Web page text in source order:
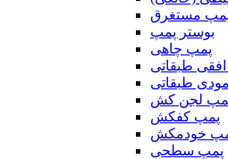
مستغرق
بوستر پمپ
پمپ چاهی
طبقاتی
طبقاتی
لجن کش
پمپ کفکش
خودمکش
پمپ سطحی